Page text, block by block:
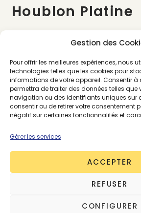
Gestion des
Pour offrir les meilleures expériences, nous
technologies telles que les cookies pour
informations de votre appareil. Consentir à
permettra de traiter des données telles
navigation ou des identifiants uniques sur
consentir ou de retirer votre consentement
négatif sur certaines fonctionnalités et
Gérer les services
ACCEPTER
REFUSER
CONFIGURER
Houblon Platine
Houblon Platine est une marque
vestes sur lesquelles il est
patchs brodés à message. Pour
workwear inspirées de l’univers
stations de service vintages,
travaille avec un atelier de